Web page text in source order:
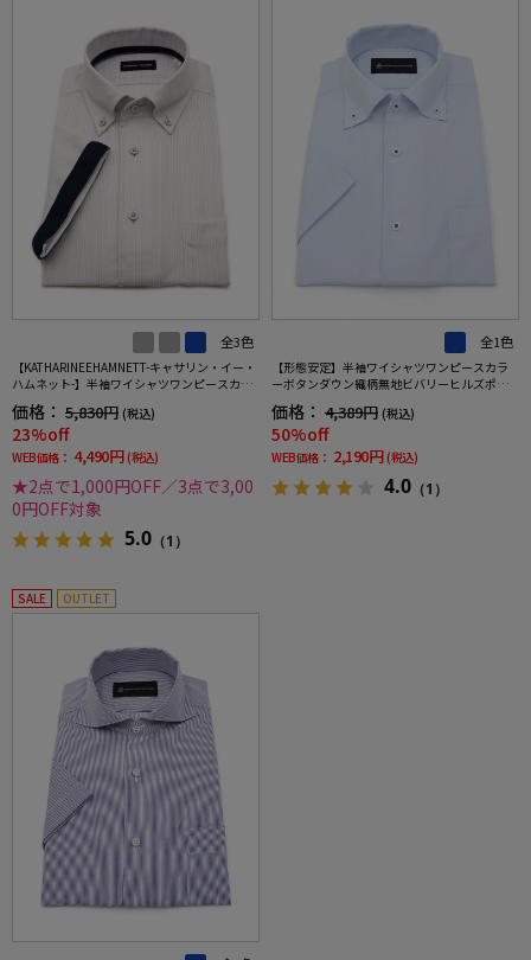
全3色
【KATHARINEEHAMNETT-キャサリン・イー・
ハムネット-】半袖ワイシャツワンピースカラ
ーボタンダウン360°ストレッチ吸水速乾チェ
ック通年
価格： 5,830円 (税込)
23%off
WEB価格： 4,490円 (税込)
★2点で1,000円OFF／3点で3,00
0円OFF対象
5.0 （1）
全1色
【形態安定】半袖ワイシャツワンピースカラ
ーボタンダウン織柄無地ビバリーヒルズポロ
クラブ春夏
価格： 4,389円 (税込)
50%off
WEB価格： 2,190円 (税込)
4.0 （1）
SALE OUTLET